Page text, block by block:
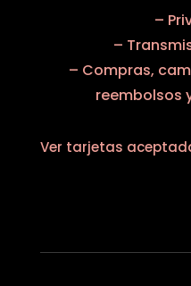
–
–
– Compras,
reembolsos
Ver tarjetas